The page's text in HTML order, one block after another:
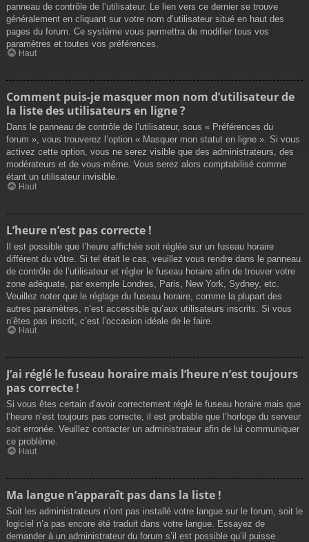
panneau de contrôle de l’utilisateur. Le lien vers ce dernier se trouve
généralement en cliquant sur votre nom d’utilisateur situé en haut des
pages du forum. Ce système vous permettra de modifier tous vos
paramètres et toutes vos préférences.
Haut
Comment puis-je masquer mon nom d’utilisateur de
la liste des utilisateurs en ligne ?
Dans le panneau de contrôle de l’utilisateur, sous « Préférences du
forum », vous trouverez l’option « Masquer mon statut en ligne ». Si vous
activez cette option, vous ne serez visible que des administrateurs, des
modérateurs et de vous-même. Vous serez alors comptabilisé comme
étant un utilisateur invisible.
Haut
L’heure n’est pas correcte !
Il est possible que l’heure affichée soit réglée sur un fuseau horaire
différent du vôtre. Si tel était le cas, veuillez vous rendre dans le panneau
de contrôle de l’utilisateur et régler le fuseau horaire afin de trouver votre
zone adéquate, par exemple Londres, Paris, New York, Sydney, etc.
Veuillez noter que le réglage du fuseau horaire, comme la plupart des
autres paramètres, n’est accessible qu’aux utilisateurs inscrits. Si vous
n’êtes pas inscrit, c’est l’occasion idéale de le faire.
Haut
J’ai réglé le fuseau horaire mais l’heure n’est toujours
pas correcte !
Si vous êtes certain d’avoir correctement réglé le fuseau horaire mais que
l’heure n’est toujours pas correcte, il est probable que l’horloge du serveur
soit erronée. Veuillez contacter un administrateur afin de lui communiquer
ce problème.
Haut
Ma langue n’apparaît pas dans la liste !
Soit les administrateurs n’ont pas installé votre langue sur le forum, soit le
logiciel n’a pas encore été traduit dans votre langue. Essayez de
demander à un administrateur du forum s’il est possible qu’il puisse